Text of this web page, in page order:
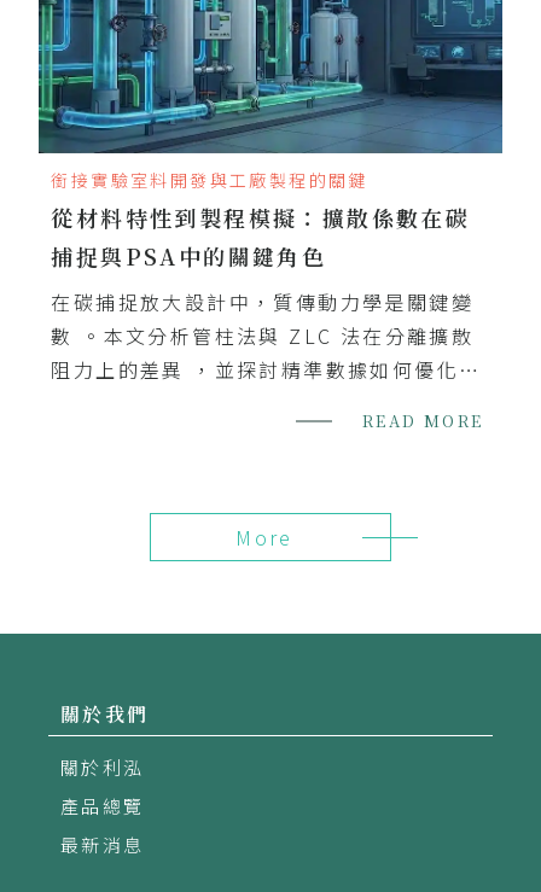
銜接實驗室料開發與工廠製程的關鍵
從材料特性到製程模擬：擴散係數在碳
捕捉與PSA中的關鍵角色
在碳捕捉放大設計中，質傳動力學是關鍵變
數 。本文分析管柱法與 ZLC 法在分離擴散
阻力上的差異 ，並探討精準數據如何優化
READ MORE
More
關於我們
關於利泓
產品總覽
最新消息